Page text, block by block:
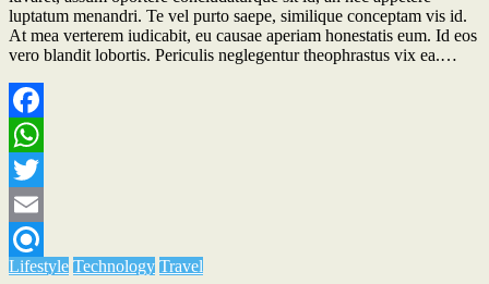
luptatum menandri. Te vel purto saepe, similique conceptam vis id.
At mea verterem iudicabit, eu causae aperiam honestatis eum. Id eos
vero blandit lobortis. Periculis neglegentur theophrastus vix ea.…
Facebook
WhatsApp
Twitter
Email
Refind
Lifestyle Technology Travel